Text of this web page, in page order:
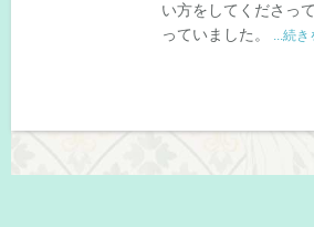
い方をしてくださっ
っていました。
...続き